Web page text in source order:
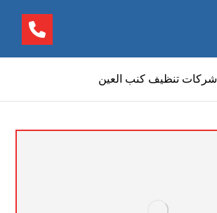
شركات تنظيف كنب العين